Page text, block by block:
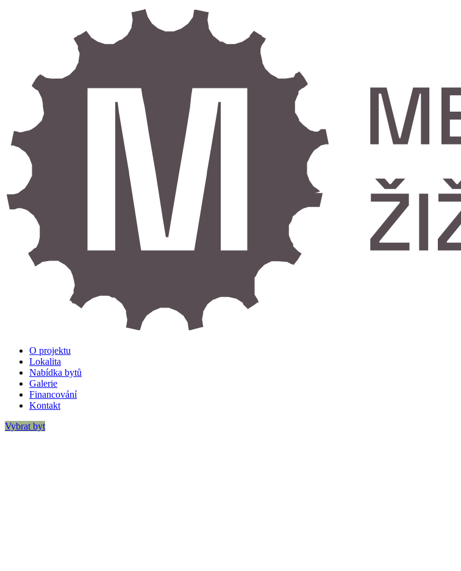
O projektu
Lokalita
Nabídka bytů
Galerie
Financování
Kontakt
Vybrat byt